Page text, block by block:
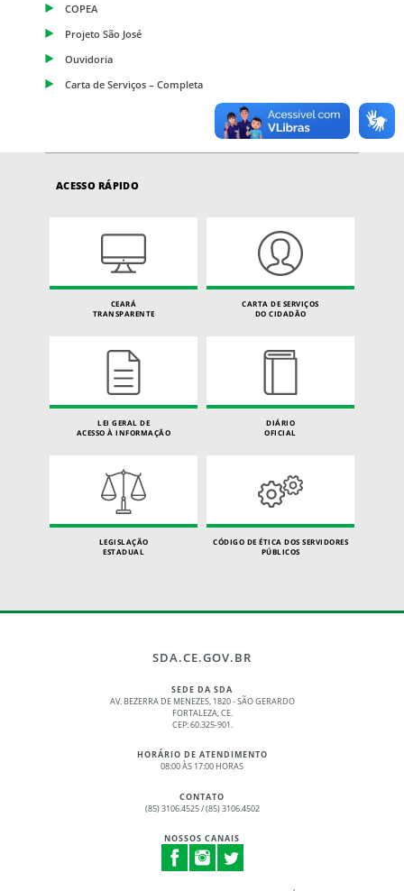
COPEA
Projeto São José
Ouvidoria
Carta de Serviços – Completa
ACESSO RÁPIDO
CEARÁ
TRANSPARENTE
CARTA DE SERVIÇOS
DO CIDADÃO
LEI GERAL DE
ACESSO À INFORMAÇÃO
DIÁRIO
OFICIAL
LEGISLAÇÃO
ESTADUAL
CÓDIGO DE ÉTICA DOS SERVIDORES
PÚBLICOS
SDA.CE.GOV.BR
SEDE DA SDA
AV. BEZERRA DE MENEZES, 1820 - SÃO GERARDO
FORTALEZA, CE.
CEP: 60.325-901.
HORÁRIO DE ATENDIMENTO
08:00 ÀS 17:00 HORAS
CONTATO
(85) 3106.4525 / (85) 3106.4502
NOSSOS CANAIS